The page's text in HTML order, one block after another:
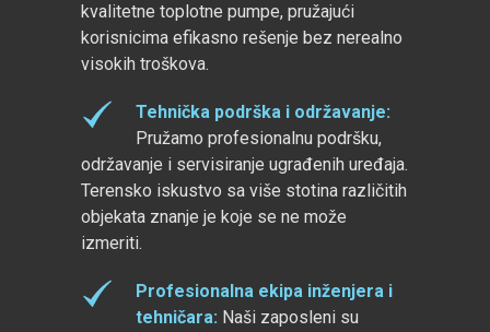
kvalitetne toplotne pumpe, pružajući
korisnicima efikasno rešenje bez nerealno
visokih troškova.
Tehnička podrška i održavanje:
Pružamo profesionalnu podršku,
održavanje i servisiranje ugrađenih uređaja.
Terensko iskustvo sa više stotina različitih
objekata znanje je koje se ne može
izmeriti.
Profesionalna ekipa inženjera i
tehničara: Naši zaposleni su